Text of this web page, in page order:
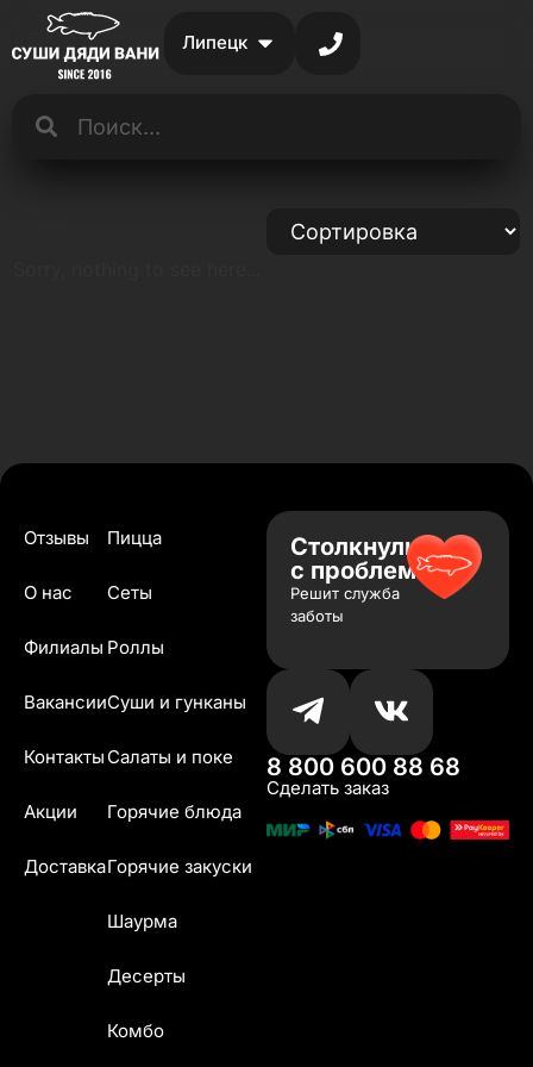
Липецк
Отзывы
О нас
Филиалы
Вакансии
Контакты
Акции
Доставка
Пицца
Сеты
Роллы
Суши и гунканы
Салаты и поке
Горячие блюда
Горячие закуски
Шаурма
Десерты
Комбо
Столкнулись
с проблемой?
Решит служба
заботы
8 800 600 88 68
Сделать заказ